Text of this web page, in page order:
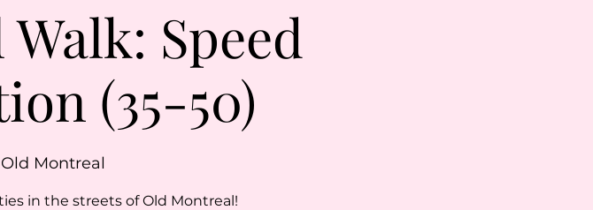
Speed
(35-50)
Old Montreal
in the streets of Old Montreal!